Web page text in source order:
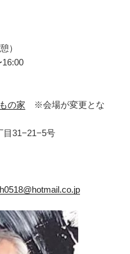
）
16:00
の家 ※会場が変更とな
31−21−5号